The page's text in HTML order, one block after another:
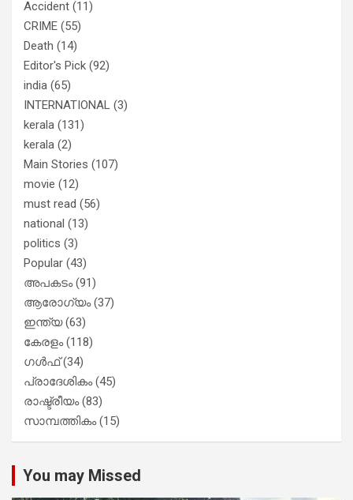
Accident (11)
CRIME (55)
Death (14)
Editor's Pick (92)
india (65)
INTERNATIONAL (3)
kerala (131)
kerala (2)
Main Stories (107)
movie (12)
must read (56)
national (13)
politics (3)
Popular (43)
അപകടം(91)
ആരോഗ്യം(37)
ഇന്ത്യ(63)
കേരളം(118)
ഗൾഫ്(34)
പ്രാദേശികം(45)
രാഷ്ട്രീയം(83)
സാമ്പത്തികം(15)
You may Missed